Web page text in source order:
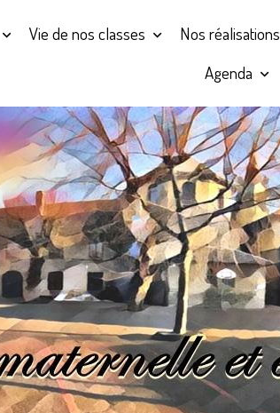
Vie de nos classes Nos réalisations
Agenda